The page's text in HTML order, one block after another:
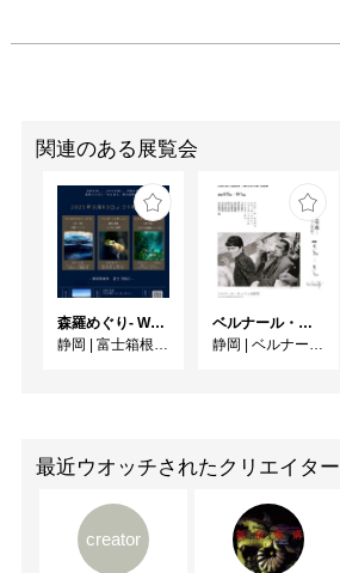
関連のある展覧会
森羅めぐり- Wandering in Shinra -
静岡 | 富士箱根カントリークラブ
ベルナール・ビュフェと写真 ーカメラがとらえたビュフェとその時代、そして21 世紀へ
静岡 | ベルナール・ビュフェ美術館
最近ウオッチされたクリエイター
creator